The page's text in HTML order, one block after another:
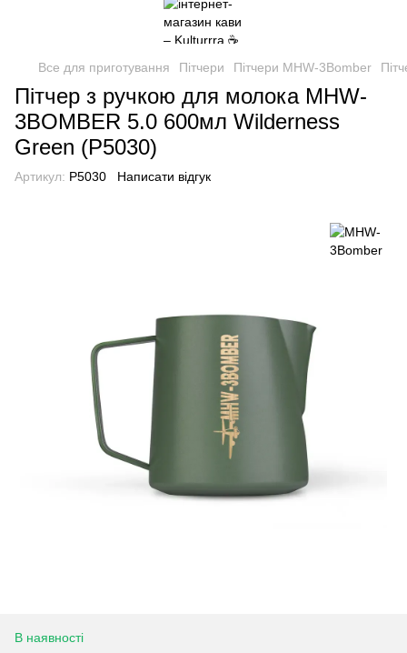
Все для приготування Пітчери Пітчери MHW-3Bomber
Пітчер з ручкою для молока MHW-
3BOMBER 5.0 600мл Wilderness
Green (P5030)
Артикул: P5030 Написати відгук
В наявності